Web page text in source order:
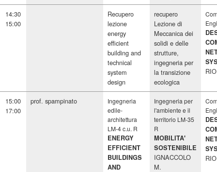
14:30
15:00
Recupero
lezione
energy
efficient
building and
technical
system
design
recupero
Lezione di
Meccanica dei
solidi e delle
strutture,
ingegneria per
la transizione
ecologica
15:00
17:00
prof. spampinato
Ingegneria
edile-
architettura
LM-4 c.u. R
ENERGY
EFFICIENT
BUILDINGS
AND
Ingegneria per
l'ambiente e il
territorio LM-35
R
MOBILITA'
SOSTENIBILE
IGNACCOLO
M.